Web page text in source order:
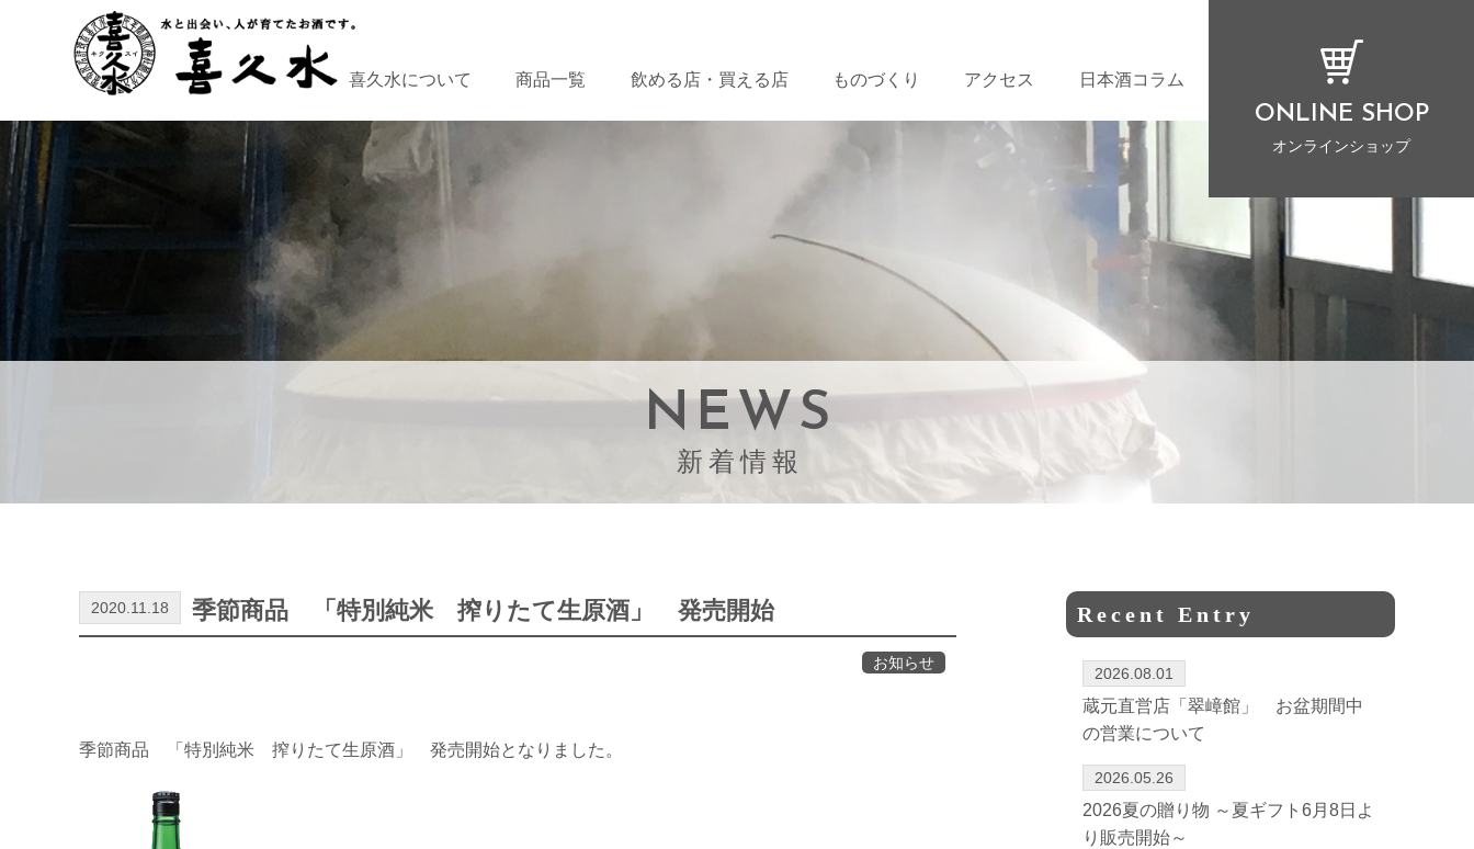
喜久水について 商品一覧 飲める店・ 買える店 ものづくり アクセス 日本酒コラム
ONLINE SHOP
オンラインショップ
NEWS
新着情報
2020.11.18 季節商品 「特別純米 搾りたて生原酒」 発売開始
お知らせ
季節商品 「特別純米 搾りたて生原酒」 発売開始となりました。
Recent Entry
2026.08.01
蔵元直営店「翠嶂館」 お盆期間中
の営業について
2026.05.26
2026夏の贈り物 ～夏ギフト6月8日よ
り販売開始～